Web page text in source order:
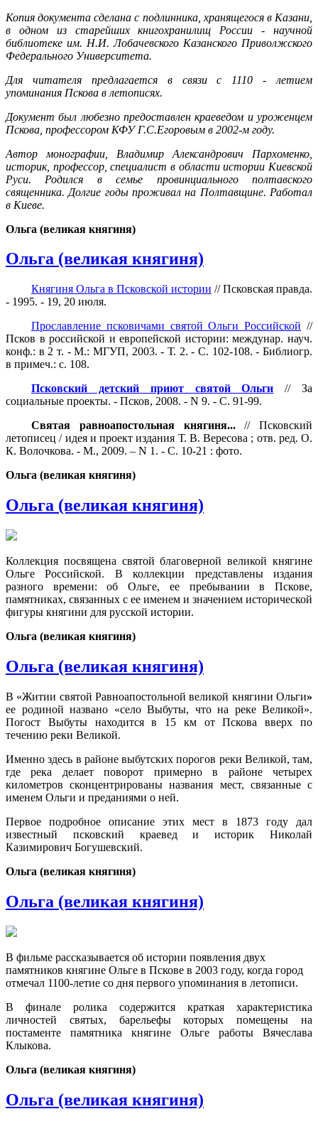
Копия документа сделана с подлинника, хранящегося в Казани,
в одном из старейших книгохранилищ России - научной
библиотеке им. Н.И. Лобачевского Казанского Приволжского
Федерального Университета.
Для читателя предлагается в связи с 1110 - летием
упоминания Пскова в летописях.
Документ был любезно предоставлен краеведом и уроженцем
Пскова, профессором КФУ Г.С.Егоровым в 2002-м году.
Автор монографии, Владимир Александрович Пархоменко,
историк, профессор, специалист в области истории Киевской
Руси. Родился в семье провинциального полтавского
священника. Долгие годы проживал на Полтавщине. Работал
в Киеве.
Ольга (великая княгиня)
Ольга (великая княгиня)
Княгиня Ольга в Псковской истории // Псковская правда.
- 1995. - 19, 20 июля.
Прославление псковичами святой Ольги Российской //
Псков в российской и европейской истории: междунар. науч.
конф.: в 2 т. - М.: МГУП, 2003. - Т. 2. - С. 102-108. - Библиогр.
в примеч.: с. 108.
Псковский детский приют святой Ольги // За
социальные проекты. - Псков, 2008. - N 9. - С. 91-99.
Святая равноапостольная княгиня...// Псковский
летописец / идея и проект издания Т. В. Вересова ; отв. ред. О.
К. Волочкова. - М., 2009. – N 1. - С. 10-21 : фото.
Ольга (великая княгиня)
Ольга (великая княгиня)
Коллекция посвящена святой благоверной великой княгине
Ольге Российской. В коллекции представлены издания
разного времени: об Ольге, ее пребывании в Пскове,
памятниках, связанных с ее именем и значением исторической
фигуры княгини для русской истории.
Ольга (великая княгиня)
Ольга (великая княгиня)
В «Житии святой Равноапостольной великой княгини Ольги»
ее родиной названо «село Выбуты, что на реке Великой».
Погост Выбуты находится в 15 км от Пскова вверх по
течению реки Великой.
Именно здесь в районе выбутских порогов реки Великой, там,
где река делает поворот примерно в районе четырех
километров сконцентрированы названия мест, связанные с
именем Ольги и преданиями о ней.
Первое подробное описание этих мест в 1873 году дал
известный псковский краевед и историк Николай
Казимирович Богушевский.
Ольга (великая княгиня)
Ольга (великая княгиня)
В фильме рассказывается об истории появления двух
памятников княгине Ольге в Пскове в 2003 году, когда город
отмечал 1100-летие со дня первого упоминания в летописи.
В финале ролика содержится краткая характеристика
личностей святых, барельефы которых помещены на
постаменте памятника княгине Ольге работы Вячеслава
Клыкова.
Ольга (великая княгиня)
Ольга (великая княгиня)